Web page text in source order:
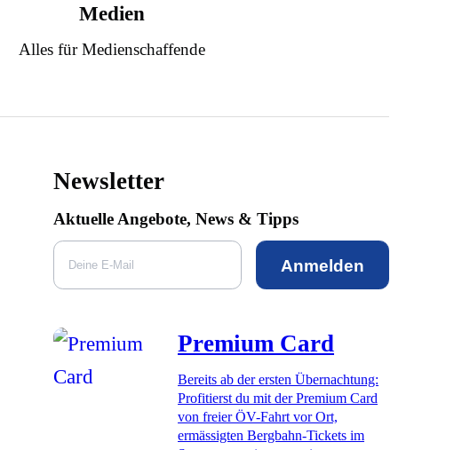
Medien
Alles für Medienschaffende
Newsletter
Aktuelle Angebote, News & Tipps
Anmelden
Premium Card
Bereits ab der ersten Übernachtung:
Profitierst du mit der Premium Card
von freier ÖV-Fahrt vor Ort,
ermässigten Bergbahn-Tickets im